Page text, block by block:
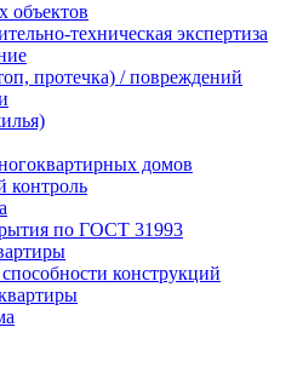
объектов
техническая экспертиза
протечка) / повреждений
домов
контроль
по ГОСТ 31993
конструкций